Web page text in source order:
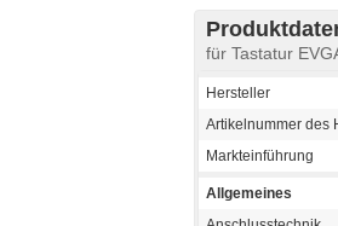
für Tastatur
Hersteller
Artikelnummer des
Markteinführung
Allgemeines